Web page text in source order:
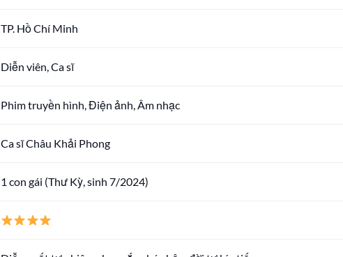
TP. Hồ Chí Minh
Diễn viên, Ca sĩ
Phim truyền hình, Điện ảnh, Âm nhạc
Ca sĩ Châu Khải Phong
1 con gái (Thư Kỳ, sinh 7/2024)